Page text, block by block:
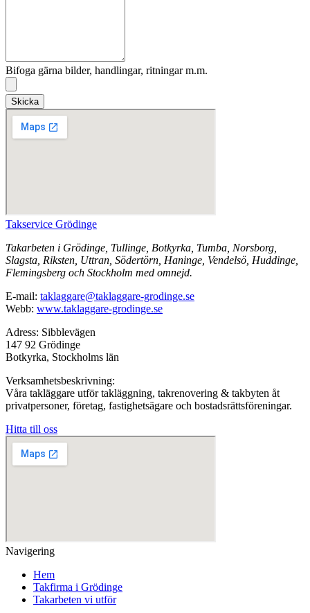
Bifoga gärna bilder, handlingar, ritningar m.m.
Skicka
Takservice Grödinge
Takarbeten i Grödinge, Tullinge, Botkyrka, Tumba, Norsborg,
Slagsta, Riksten, Uttran, Södertörn, Haninge, Vendelsö, Huddinge,
Flemingsberg och Stockholm med omnejd.
E-mail: taklaggare@taklaggare-grodinge.se
Webb: www.taklaggare-grodinge.se
Adress: Sibblevägen
147 92 Grödinge
Botkyrka, Stockholms län
Verksamhetsbeskrivning:
Våra takläggare utför takläggning, takrenovering & takbyten åt
privatpersoner, företag, fastighetsägare och bostadsrättsföreningar.
Hitta till oss
Navigering
Hem
Takfirma i Grödinge
Takarbeten vi utför